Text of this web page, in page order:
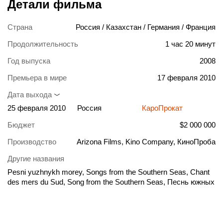
Детали фильма
Страна
Россия / Казахстан / Германия / Франция
Продолжительность
1 час 20 минут
Год выпуска
2008
Премьера в мире
17 февраля 2010
Дата выхода
25 февраля 2010
Россия
КароПрокат
Бюджет
$2 000 000
Производство
Arizona Films, Kino Company, КиноПроба
Другие названия
Pesni yuzhnykh morey, Songs from the Southern Seas, Chant
des mers du Sud, Song from the Southern Seas, Песнь южных